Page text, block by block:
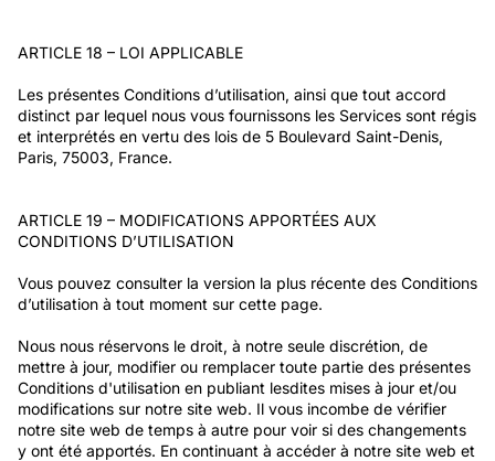
ARTICLE 18 – LOI APPLICABLE
Les présentes Conditions d’utilisation, ainsi que tout accord
distinct par lequel nous vous fournissons les Services sont régis
et interprétés en vertu des lois de 5 Boulevard Saint-Denis,
Paris, 75003, France.
ARTICLE 19 – MODIFICATIONS APPORTÉES AUX
CONDITIONS D’UTILISATION
Vous pouvez consulter la version la plus récente des Conditions
d’utilisation à tout moment sur cette page.
Nous nous réservons le droit, à notre seule discrétion, de
mettre à jour, modifier ou remplacer toute partie des présentes
Conditions d'utilisation en publiant lesdites mises à jour et/ou
modifications sur notre site web. Il vous incombe de vérifier
notre site web de temps à autre pour voir si des changements
y ont été apportés. En continuant à accéder à notre site web et